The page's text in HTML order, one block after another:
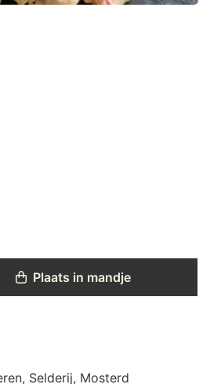
Plaats in mandje
Selderij, Mosterd